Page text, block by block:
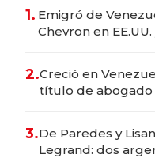
1. Emigró de
Chevron en
2.Creció en
título de abogado
3.De Paredes y
Legrand: dos